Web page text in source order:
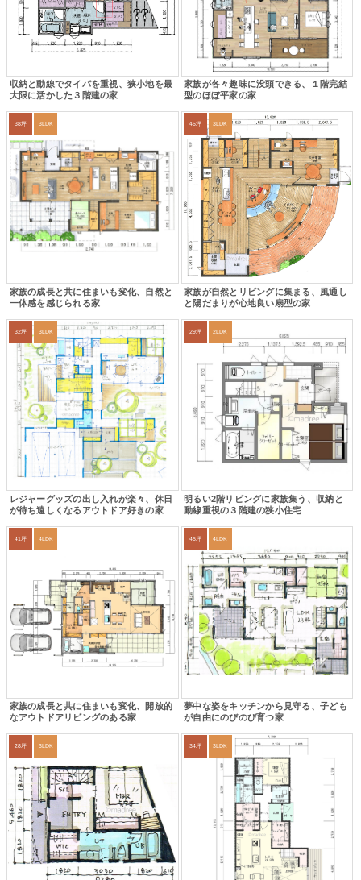
収納と動線でタイパを重視、狭小地を最
大限に活かした３階建の家
家族が各々趣味に没頭できる、１階完結
型のほぼ平家の家
38坪 3LDK
家族の成長と共に住まいも変化、自然と
一体感を感じられる家
46坪 3LDK
家族が自然とリビングに集まる、風通し
と陽だまりが心地良い扇型の家
32坪 3LDK
レジャーグッズの出し入れが楽々、休日
が待ち遠しくなるアウトドア好きの家
29坪 2LDK
明るい2階リビングに家族集う、収納と
動線重視の３階建の狭小住宅
41坪 4LDK
家族の成長と共に住まいも変化、開放的
なアウトドアリビングのある家
45坪 4LDK
夢中な姿をキッチンから見守る、子ども
が自由にのびのび育つ家
28坪 3LDK 34坪 3LDK